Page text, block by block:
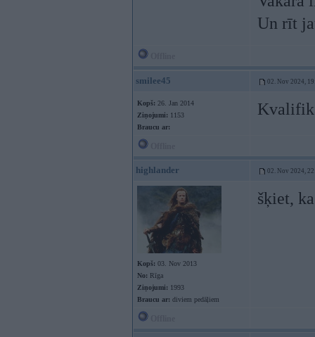
Un rīt
smilee45 02. Nov 2024,
Kopš: 26. Jan 2014
Ziņojumi: 1153
Braucu ar:
highlander 02. Nov 2024,
Kopš: 03. Nov 2013
No: Rīga
Ziņojumi: 1993
Braucu ar: diviem pedāļiem
šķiet,